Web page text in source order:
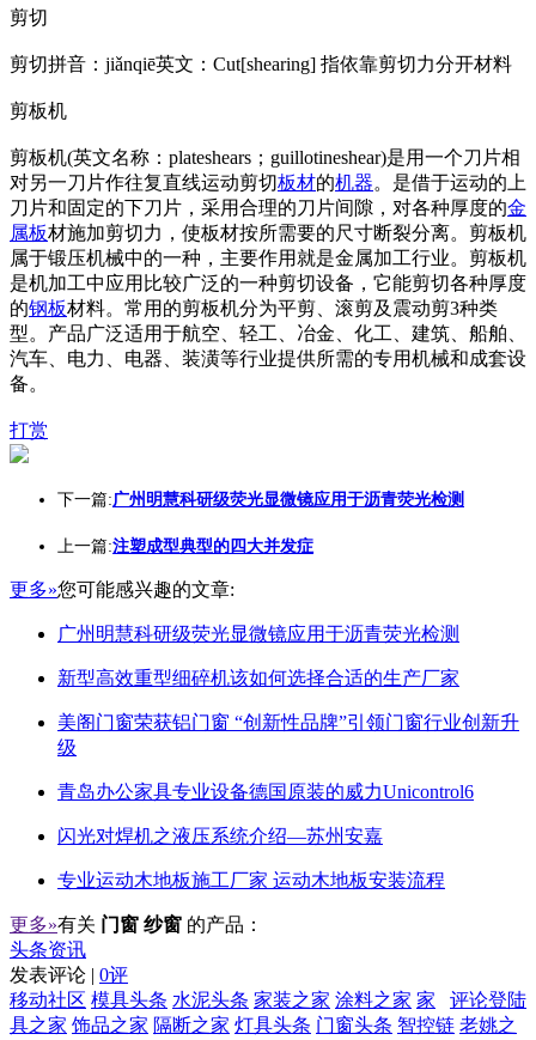
剪切
剪切拼音：jiǎnqiē英文：Cut[shearing] 指依靠剪切力分开材料
剪板机
剪板机(英文名称：plateshears；guillotineshear)是用一个刀片相
对另一刀片作往复直线运动剪切板材的机器。是借于运动的上
刀片和固定的下刀片，采用合理的刀片间隙，对各种厚度的金
属板材施加剪切力，使板材按所需要的尺寸断裂分离。剪板机
属于锻压机械中的一种，主要作用就是金属加工行业。剪板机
是机加工中应用比较广泛的一种剪切设备，它能剪切各种厚度
的钢板材料。常用的剪板机分为平剪、滚剪及震动剪3种类
型。产品广泛适用于航空、轻工、冶金、化工、建筑、船舶、
汽车、电力、电器、装潢等行业提供所需的专用机械和成套设
备。
打赏
下一篇:广州明慧科研级荧光显微镜应用于沥青荧光检测
上一篇:注塑成型典型的四大并发症
更多»您可能感兴趣的文章:
广州明慧科研级荧光显微镜应用于沥青荧光检测
新型高效重型细碎机该如何选择合适的生产厂家
美阁门窗荣获铝门窗 “创新性品牌”引领门窗行业创新升
级
青岛办公家具专业设备德国原装的威力Unicontrol6
闪光对焊机之液压系统介绍—苏州安嘉
专业运动木地板施工厂家 运动木地板安装流程
更多»有关 门窗 纱窗 的产品：
头条资讯
发表评论 | 0评
评论登陆
移动社区 模具头条 水泥头条 家装之家 涂料之家 家
具之家 饰品之家 隔断之家 灯具头条 门窗头条 智控链 老姚之